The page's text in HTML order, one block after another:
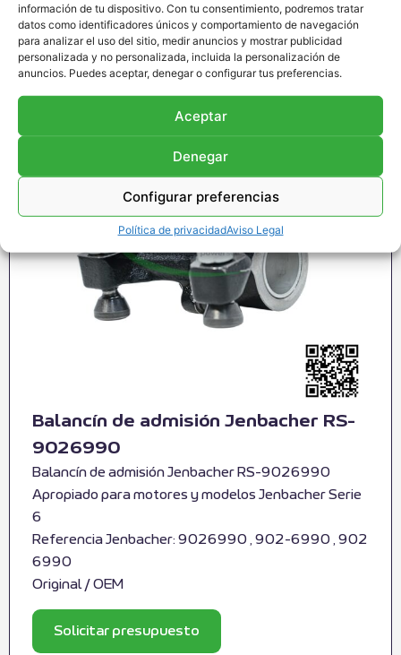
información de tu dispositivo. Con tu consentimiento, podremos tratar
datos como identificadores únicos y comportamiento de navegación
para analizar el uso del sitio, medir anuncios y mostrar publicidad
personalizada y no personalizada, incluida la personalización de
anuncios. Puedes aceptar, denegar o configurar tus preferencias.
Aceptar
Denegar
Configurar preferencias
Política de privacidadAviso Legal
Balancín de admisión Jenbacher RS-
9026990
Balancín de admisión Jenbacher RS-9026990
Apropiado para motores y modelos Jenbacher Serie
6
Referencia Jenbacher: 9026990 , 902-6990 , 902
6990
Original / OEM
Solicitar presupuesto